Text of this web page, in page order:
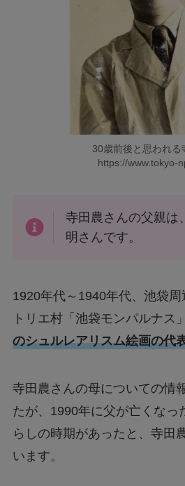
30歳前後と思われる
https://www.tokyo-
寺田農さんの父親は
明さんです。
1920年代～1940年代、池袋
トリエ村「池袋モンパルナス
のシュルレアリスム絵画の代
寺田農さんの母についての情
たが、1990年に父が亡くなっ
らしの時期があったと、寺田
います。